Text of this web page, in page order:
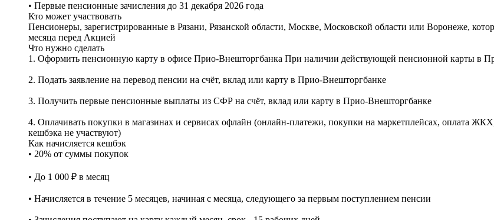
• Первые пенсионные зачисления до 31 декабря 2026 года
Кто может участвовать
Пенсионеры, зарегистрированные в Рязани, Рязанской области, Москве, Московской области или Воронеже,
месяца перед Акцией
Что нужно сделать
1. Оформить пенсионную карту в офисе Прио-Внешторгбанка При наличии действующей пенсионной карты в
2. Подать заявление на перевод пенсии на счёт, вклад или карту в Прио-Внешторгбанке
3. Получить первые пенсионные выплаты из СФР на счёт, вклад или карту в Прио-Внешторгбанке
4. Оплачивать покупки в магазинах и сервисах офлайн (онлайн-платежи, покупки на маркетплейсах, оплата
кешбэка не участвуют)
Как начисляется кешбэк
• 20% от суммы покупок
• До 1 000 ₽ в месяц
• Начисляется в течение 5 месяцев, начиная с месяца, следующего за первым поступлением пенсии